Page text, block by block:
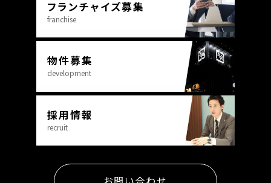
プライバシーポリシー
ソーシャルメディアポリシー
フランチャイズ募集
franchise
物件募集
development
採用情報
recruit